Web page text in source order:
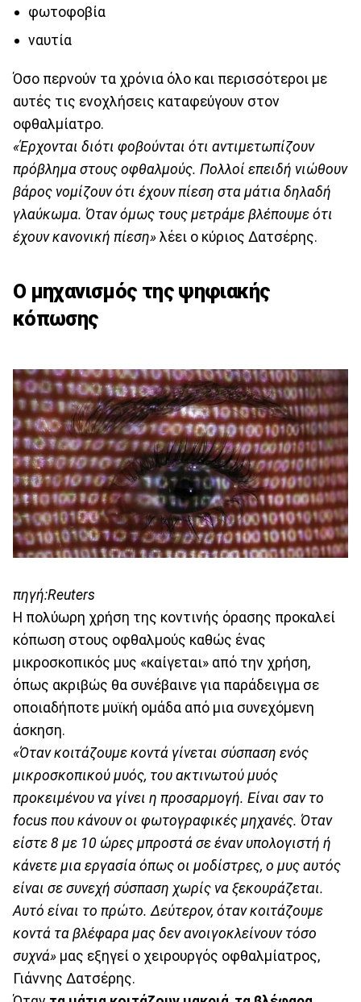
φωτοφοβία
ναυτία
Όσο περνούν τα χρόνια όλο και περισσότεροι με
αυτές τις ενοχλήσεις καταφεύγουν στον
οφθαλμίατρο.
«Έρχονται διότι φοβούνται ότι αντιμετωπίζουν
πρόβλημα στους οφθαλμούς. Πολλοί επειδή νιώθουν
βάρος νομίζουν ότι έχουν πίεση στα μάτια δηλαδή
γλαύκωμα. Όταν όμως τους μετράμε βλέπουμε ότι
έχουν κανονική πίεση» λέει ο κύριος Δατσέρης.
Ο μηχανισμός της ψηφιακής
κόπωσης
πηγή:Reuters
Η πολύωρη χρήση της κοντινής όρασης προκαλεί
κόπωση στους οφθαλμούς καθώς ένας
μικροσκοπικός μυς «καίγεται» από την χρήση,
όπως ακριβώς θα συνέβαινε για παράδειγμα σε
οποιαδήποτε μυϊκή ομάδα από μια συνεχόμενη
άσκηση.
«Όταν κοιτάζουμε κοντά γίνεται σύσπαση ενός
μικροσκοπικού μυός, του ακτινωτού μυός
προκειμένου να γίνει η προσαρμογή. Είναι σαν το
focus που κάνουν οι φωτογραφικές μηχανές. Όταν
είστε 8 με 10 ώρες μπροστά σε έναν υπολογιστή ή
κάνετε μια εργασία όπως οι μοδίστρες, ο μυς αυτός
είναι σε συνεχή σύσπαση χωρίς να ξεκουράζεται.
Αυτό είναι το πρώτο. Δεύτερον, όταν κοιτάζουμε
κοντά τα βλέφαρα μας δεν ανοιγοκλείνουν τόσο
συχνά» μας εξηγεί ο χειρουργός οφθαλμίατρος,
Γιάννης Δατσέρης.